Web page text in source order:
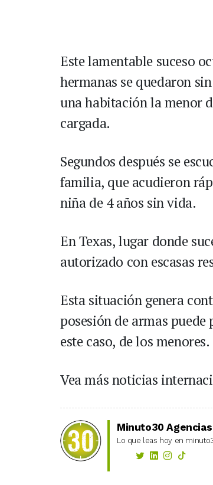
Este lamentable suceso
hermanas se quedaron
una habitación la menor
cargada.
Segundos después se
familia, que acudieron
niña de 4 años sin vida.
En Texas, lugar donde
autorizado con escasas
Esta situación genera
posesión de armas
este caso, de los menores.
Vea más noticias
Minuto30 Agencias
Lo que leas hoy en